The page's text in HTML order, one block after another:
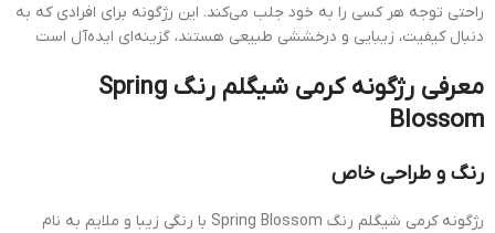
راحتی توجه هر کسی را به خود جلب می‌کند. این رژگونه برای افرادی که به
دنبال کیفیت، زیبایی و درخششی طبیعی هستند، گزینه‌ای ایده‌آل است
معرفی رژگونه کرمی شیگلم رنگ Spring
Blossom
رنگ و طراحی خاص
رژگونه کرمی شیگلم رنگ Spring Blossom با رنگی زیبا و ملایم به نام